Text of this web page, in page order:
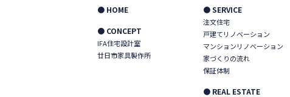
● HOME
● CONCEPT
IFA住宅設計室
廿日市家具製作所
● SERVICE
注文住宅
戸建てリノベーション
マンションリノベーション
家づくりの流れ
保証体制
● REAL ESTATE